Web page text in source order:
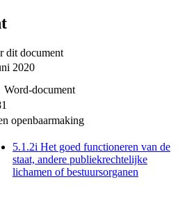
dit document
2020
Word-document
openbaarmaking
5.1.2i Het goed functioneren van de
staat, andere publiekrechtelijke
lichamen of bestuursorganen